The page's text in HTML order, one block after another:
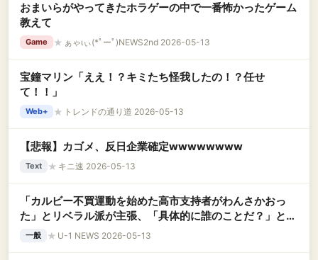
おまいらがやってきたホラゲーの中で一番怖かったゲーム
教えて
Game ★ ぁゃιぃ(*ﾟーﾟ)NEWS2nd 2026-05-13
宝鐘マリン「ええ！？キミたち怪我したの！？任せ
て！！」
Web+ ★ トレンドの通り道 2026-05-13
【悲報】カゴメ、反日企業確定wwwwwwww
Text ★ キニ速 2026-05-13
「カルビー不買運動を始めた高市支持者がわんさかおっ
た」とリベラル派が主張、「具体的に誰のことだ？」とツ
ッコミが殺到して……
一般 ★ U-1 NEWS 2026-05-13